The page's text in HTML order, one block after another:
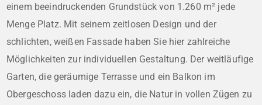
einem beeindruckenden Grundstück von 1.260 m² jede
Menge Platz. Mit seinem zeitlosen Design und der
schlichten, weißen Fassade haben Sie hier zahlreiche
Möglichkeiten zur individuellen Gestaltung. Der weitläufige
Garten, die geräumige Terrasse und ein Balkon im
Obergeschoss laden dazu ein, die Natur in vollen Zügen zu